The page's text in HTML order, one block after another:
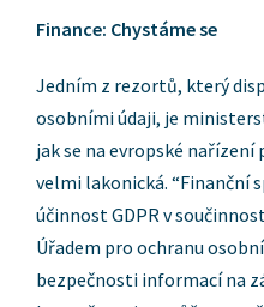
Finance: Chystáme se
Jedním z rezortů, který
osobními údaji, je
jak se na evropské nařízení
velmi lakonická. “Finanční
účinnost GDPR v
Úřadem pro ochranu
bezpečnosti informací na